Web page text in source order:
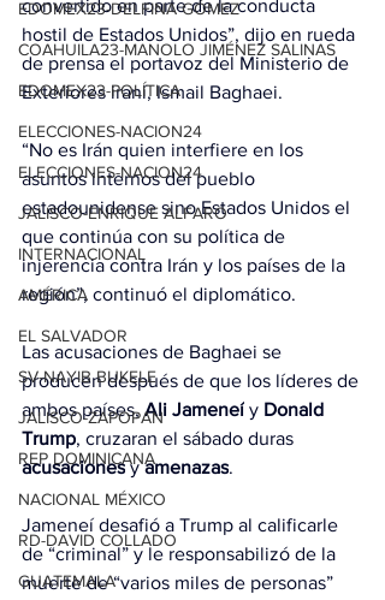
EDOMEX23-DELFINA GÓMEZ
COAHUILA23-MANOLO JIMÉNEZ SALINAS
EDOMEX23-POLÍTICA
ELECCIONES-NACION24
ELECCIONES-NACION24
JALISCO-ENRIQUE ALFARO
INTERNACIONAL
AMÉRICA
EL SALVADOR
SV-NAYIB BUKELE
JALISCO-ZAPOPAN
REP DOMINICANA
NACIONAL MÉXICO
RD-DAVID COLLADO
GUATEMALA
convertido en parte de la conducta
hostil de Estados Unidos”, dijo en rueda
de prensa el portavoz del Ministerio de
Exteriores iraní, Ismail Baghaei.
“No es Irán quien interfiere en los
asuntos internos del pueblo
estadounidense sino Estados Unidos el
que continúa con su política de
injerencia contra Irán y los países de la
región”, continuó el diplomático.
Las acusaciones de Baghaei se
producen después de que los líderes de
ambos países, Ali Jameneí y Donald
Trump, cruzaran el sábado duras
acusaciones y amenazas.
Jameneí desafió a Trump al calificarle
de “criminal” y le responsabilizó de la
muerte de “varios miles de personas”